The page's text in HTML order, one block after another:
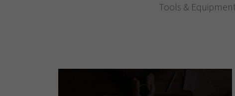
Tools &